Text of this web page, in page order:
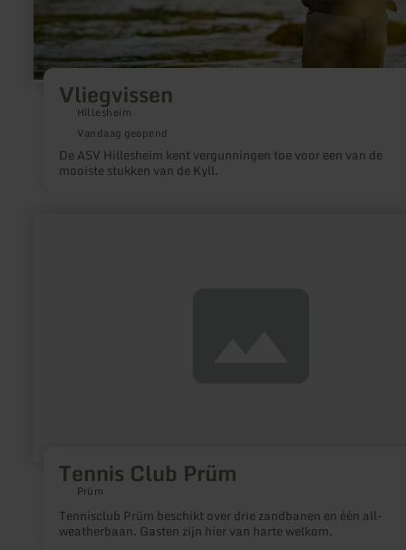
Vliegvissen
Hillesheim
Vandaag geopend
De ASV Hillesheim kent vergunningen toe voor een van de
mooiste stukken van de Kyll.
Tennis Club Prüm
Prüm
Tennisclub Prüm beschikt over drie zandbanen en één all-
weatherbaan. Gasten zijn hier van harte welkom.